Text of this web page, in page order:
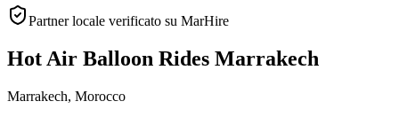
Partner locale verificato su MarHire
Hot Air Balloon Rides Marrakech
Marrakech, Morocco